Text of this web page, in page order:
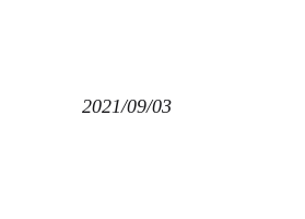
2021/09/03